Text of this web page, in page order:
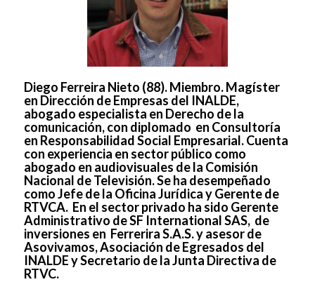
Diego Ferreira Nieto (88). Miembro.Magíster
en Dirección de Empresas del INALDE,
abogado especialista en Derecho de la
comunicación, con diplomado en Consultoría
en Responsabilidad Social Empresarial. Cuenta
con experiencia en sector público como
abogado en audiovisuales de la Comisión
Nacional de Televisión. Se ha desempeñado
como Jefe de la Oficina Jurídica y Gerente de
RTVCA. En el sector privado ha sido Gerente
Administrativo de SF International SAS, de
inversiones en Ferrerira S.A.S. y asesor de
Asovivamos, Asociación de Egresados del
INALDE y Secretario de la Junta Directiva de
RTVC.